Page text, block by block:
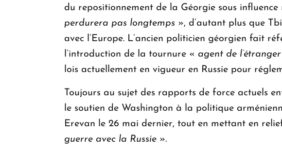
du repositionnement de la Géorgie sous
perdurera pas longtemps », d’autant plus que
avec l’Europe. L’ancien politicien géorgien fait
l’introduction de la tournure « agent de l’étranger
lois actuellement en vigueur en Russie pour
Toujours au sujet des rapports de force actuels
le soutien de Washington à la politique
Erevan le 26 mai dernier, tout en mettant en
guerre avec la Russie ».